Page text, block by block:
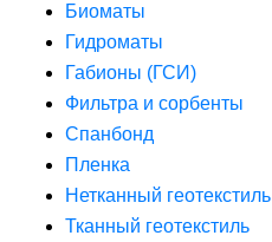
Биоматы
Гидроматы
Габионы (ГСИ)
Фильтра и сорбенты
Спанбонд
Пленка
Нетканный геотекстиль
Тканный геотекстиль